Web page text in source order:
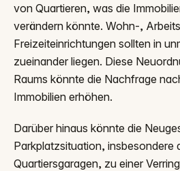
von Quartieren, was die
verändern könnte. Wohn-,
Freizeiteinrichtungen sollten in
zueinander liegen. Diese
Raums könnte die Nachfrage
Immobilien erhöhen.
Darüber hinaus könnte die
Parkplatzsituation, insbesondere
Quartiersgaragen, zu einer